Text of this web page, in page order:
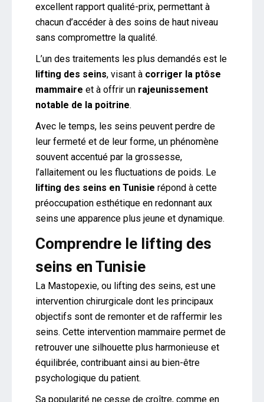
excellent rapport qualité-prix, permettant à
chacun d’accéder à des soins de haut niveau
sans compromettre la qualité.
L’un des traitements les plus demandés est le
lifting des seins, visant à corriger la ptôse
mammaire et à offrir un rajeunissement
notable de la poitrine.
Avec le temps, les seins peuvent perdre de
leur fermeté et de leur forme, un phénomène
souvent accentué par la grossesse,
l’allaitement ou les fluctuations de poids. Le
lifting des seins en Tunisie répond à cette
préoccupation esthétique en redonnant aux
seins une apparence plus jeune et dynamique.
Comprendre le lifting des
seins en Tunisie
La Mastopexie, ou lifting des seins, est une
intervention chirurgicale dont les principaux
objectifs sont de remonter et de raffermir les
seins. Cette intervention mammaire permet de
retrouver une silhouette plus harmonieuse et
équilibrée, contribuant ainsi au bien-être
psychologique du patient.
Sa popularité ne cesse de croître, comme en